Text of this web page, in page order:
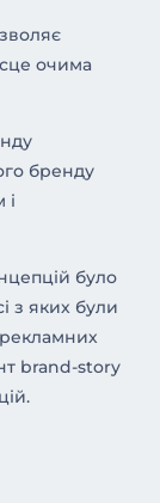
очима
бренду
і
було
з яких були
brand-story